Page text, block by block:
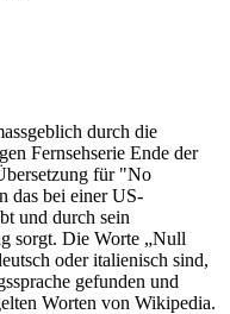
durch die
Fernsehserie Ende der
für "No
das bei einer US-
und durch sein
sorgt. Die Worte „Null
oder italienisch sind,
gefunden und
Worten von Wikipedia.